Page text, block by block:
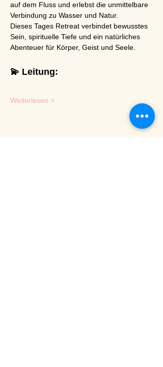
auf dem Fluss und erlebst die unmittelbare
Verbindung zu Wasser und Natur.
Dieses Tages Retreat verbindet bewusstes
Sein, spirituelle Tiefe und ein natürliches
Abenteuer für Körper, Geist und Seele.
💫 Leitung:
Weiterlesen >